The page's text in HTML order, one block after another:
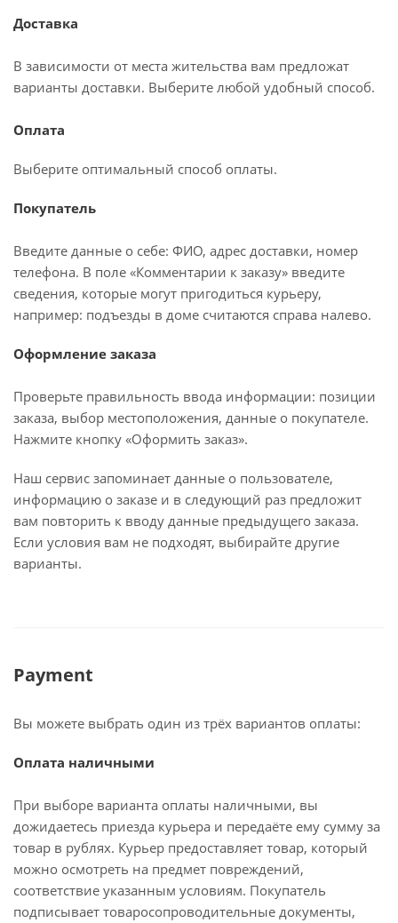
Доставка
В зависимости от места жительства вам предложат
варианты доставки. Выберите любой удобный способ.
Оплата
Выберите оптимальный способ оплаты.
Покупатель
Введите данные о себе: ФИО, адрес доставки, номер
телефона. В поле «Комментарии к заказу» введите
сведения, которые могут пригодиться курьеру,
например: подъезды в доме считаются справа налево.
Оформление заказа
Проверьте правильность ввода информации: позиции
заказа, выбор местоположения, данные о покупателе.
Нажмите кнопку «Оформить заказ».
Наш сервис запоминает данные о пользователе,
информацию о заказе и в следующий раз предложит
вам повторить к вводу данные предыдущего заказа.
Если условия вам не подходят, выбирайте другие
варианты.
Payment
Вы можете выбрать один из трёх вариантов оплаты:
Оплата наличными
При выборе варианта оплаты наличными, вы
дожидаетесь приезда курьера и передаёте ему сумму за
товар в рублях. Курьер предоставляет товар, который
можно осмотреть на предмет повреждений,
соответствие указанным условиям. Покупатель
подписывает товаросопроводительные документы,